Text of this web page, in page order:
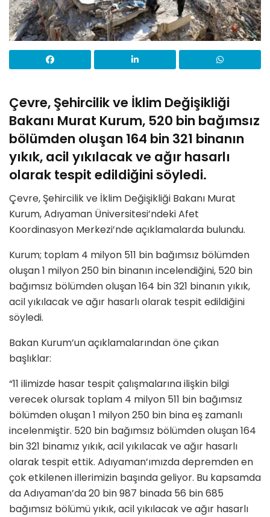
Çevre, Şehircilik ve İklim Değişikliği
Bakanı Murat Kurum, 520 bin bağımsız
bölümden oluşan 164 bin 321 binanın
yıkık, acil yıkılacak ve ağır hasarlı
olarak tespit edildiğini söyledi.
Çevre, Şehircilik ve İklim Değişikliği Bakanı Murat
Kurum, Adıyaman Üniversitesi’ndeki Afet
Koordinasyon Merkezi’nde açıklamalarda bulundu.
Kurum; toplam 4 milyon 511 bin bağımsız bölümden
oluşan 1 milyon 250 bin binanın incelendiğini, 520 bin
bağımsız bölümden oluşan 164 bin 321 binanın yıkık,
acil yıkılacak ve ağır hasarlı olarak tespit edildiğini
söyledi.
Bakan Kurum’un açıklamalarından öne çıkan
başlıklar:
“11 ilimizde hasar tespit çalışmalarına ilişkin bilgi
verecek olursak toplam 4 milyon 511 bin bağımsız
bölümden oluşan 1 milyon 250 bin bina eş zamanlı
incelenmiştir. 520 bin bağımsız bölümden oluşan 164
bin 321 binamız yıkık, acil yıkılacak ve ağır hasarlı
olarak tespit ettik. Adıyaman’ımızda depremden en
çok etkilenen illerimizin başında geliyor. Bu kapsamda
da Adıyaman’da 20 bin 987 binada 56 bin 685
bağımsız bölümü yıkık, acil yıkılacak ve ağır hasarlı